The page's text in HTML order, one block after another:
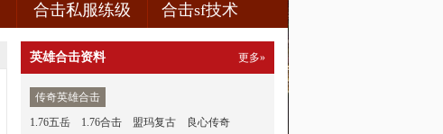
合击私服练级 合击sf技术
英雄合击资料 更多»
传奇英雄合击
1.76五岳
1.76合击 盟玛复古
良心传奇